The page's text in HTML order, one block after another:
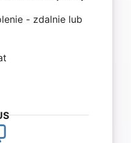
- zdalnie lub